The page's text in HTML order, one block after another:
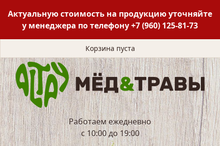
Актуальную стоимость на продукцию уточняйте
у менеджера по телефону+7 (960) 125-81-73
Корзина пуста
Работаем ежедневно
с 10:00 до 19:00